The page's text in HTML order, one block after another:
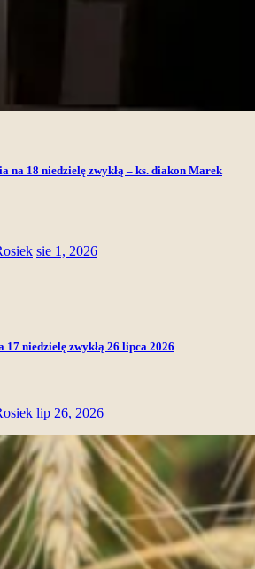
na 18 niedzielę zwykłą – ks. diakon Marek
sie 1, 2026
niedzielę zwykłą 26 lipca 2026
lip 26, 2026